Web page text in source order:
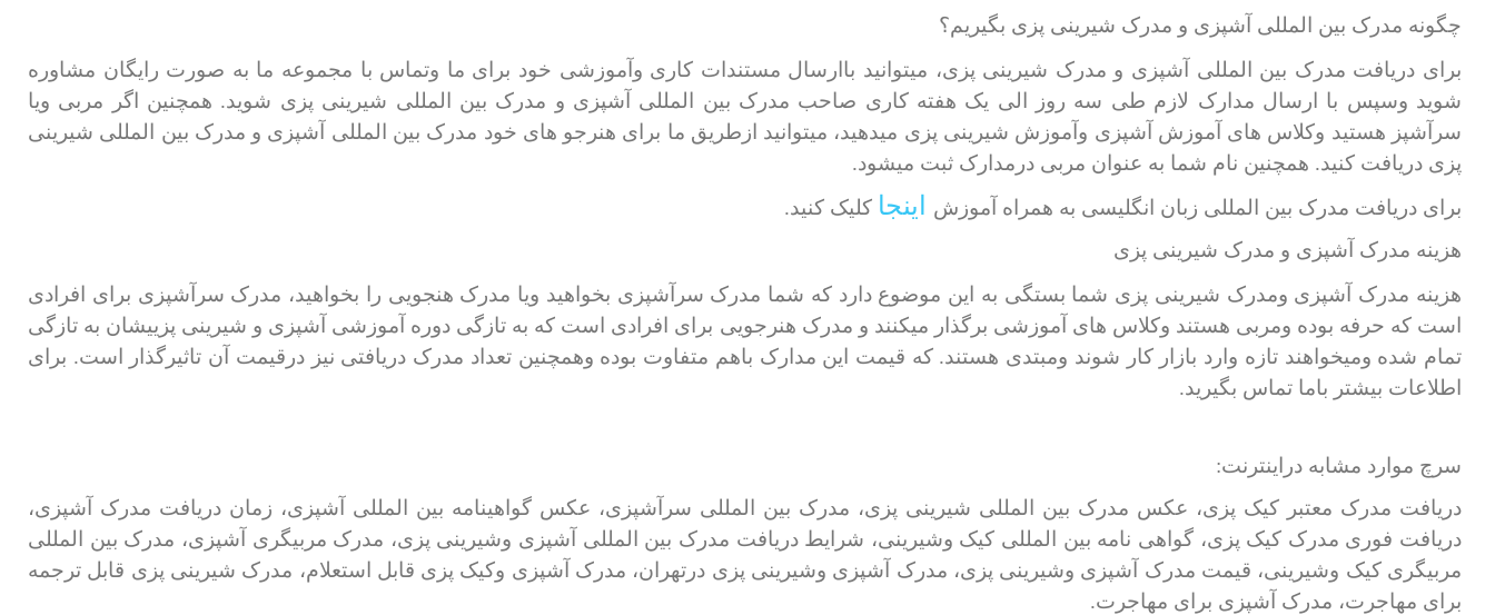
چگونه مدرک بین المللی آشپزی و مدرک شیرینی پزی بگیریم؟
برای دریافت مدرک بین المللی آشپزی و مدرک شیرینی پزی، میتوانید باارسال مستندات کاری وآموزشی خود برای ما وتماس با مجموعه ما به صورت رایگان مشاوره
شوید وسپس با ارسال مدارک لازم طی سه روز الی یک هفته کاری صاحب مدرک بین المللی آشپزی و مدرک بین المللی شیرینی پزی شوید. همچنین اگر مربی ویا
سرآشپز هستید وکلاس های آموزش آشپزی وآموزش شیرینی پزی میدهید، میتوانید ازطریق ما برای هنرجو های خود مدرک بین المللی آشپزی و مدرک بین المللی شیرینی
پزی دریافت کنید. همچنین نام شما به عنوان مربی درمدارک ثبت میشود.
برای دریافت مدرک بین المللی زبان انگلیسی به همراه آموزش
اینجا کلیک کنید.
هزینه مدرک آشپزی و مدرک شیرینی پزی
هزینه مدرک آشپزی ومدرک شیرینی پزی شما بستگی به این موضوع دارد که شما مدرک سرآشپزی بخواهید ویا مدرک هنجویی را بخواهید، مدرک سرآشپزی برای افرادی
است که حرفه بوده ومربی هستند وکلاس های آموزشی برگذار میکنند و مدرک هنرجویی برای افرادی است که به تازگی دوره آموزشی آشپزی و شیرینی پزییشان به تازگی
تمام شده ومیخواهند تازه وارد بازار کار شوند ومبتدی هستند. که قیمت این مدارک باهم متفاوت بوده وهمچنین تعداد مدرک دریافتی نیز درقیمت آن تاثیرگذار است. برای
اطلاعات بیشتر باما تماس بگیرید.
سرچ موارد مشابه دراینترنت:
دریافت مدرک معتبر کیک پزی، عکس مدرک بین المللی شیرینی پزی، مدرک بین المللی سرآشپزی، عکس گواهینامه بین المللی آشپزی، زمان دریافت مدرک آشپزی،
دریافت فوری مدرک کیک پزی، گواهی نامه بین المللی کیک وشیرینی، شرایط دریافت مدرک بین المللی آشپزی وشیرینی پزی، مدرک مربیگری آشپزی، مدرک بین المللی
مربیگری کیک وشیرینی، قیمت مدرک آشپزی وشیرینی پزی، مدرک آشپزی وشیرینی پزی درتهران، مدرک آشپزی وکیک پزی قابل استعلام، مدرک شیرینی پزی قابل ترجمه
برای مهاجرت، مدرک آشپزی برای مهاجرت.